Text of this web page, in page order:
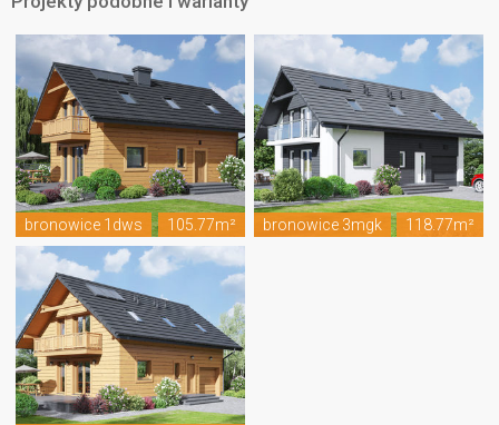
bronowice 1dws 105.77m² bronowice 3mgk 118.77m²